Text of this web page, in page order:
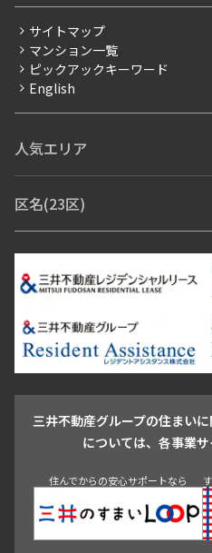
賃料改定
フリーレント
ペット可
ブランドマンション
サイトマップ
マンション一覧
ピックアックキーワード
English
人気エリア
青山・表参道・原宿
市ヶ谷・神楽坂・飯
芝浦・汐留・品川
月島・勝どき・
目白・高田馬場・早稲
池尻大橋・三軒茶屋
祐天寺・学芸
駒沢・用賀・二子玉川
成城・砧
青山 渋谷 東京・大手町 新宿
区名(23区)
江東区
豊島区
杉並区 板橋区
葛飾区
江戸川区
三井不動産グループの住まい
については、各事業
住んでからの安心サポートなら